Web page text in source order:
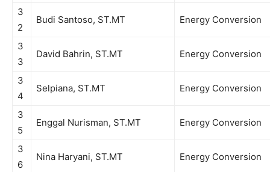
3
2
Budi Santoso, ST.MT Energy Conversion
3
3
David Bahrin, ST.MT Energy Conversion
3
4
Selpiana, ST.MT Energy Conversion
3
5
Enggal Nurisman, ST.MT Energy Conversion
3
6
Nina Haryani, ST.MT Energy Conversion